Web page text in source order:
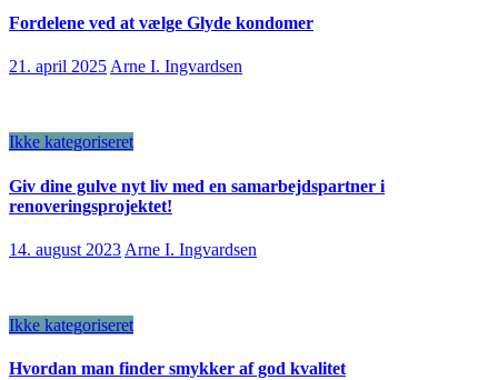
Fordelene ved at vælge Glyde kondomer
21. april 2025Arne I. Ingvardsen
Ikke kategoriseret
Giv dine gulve nyt liv med en samarbejdspartner i
renoveringsprojektet!
14. august 2023 Arne I. Ingvardsen
Ikke kategoriseret
Hvordan man finder smykker af god kvalitet